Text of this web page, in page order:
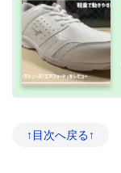
↑目次へ戻る↑